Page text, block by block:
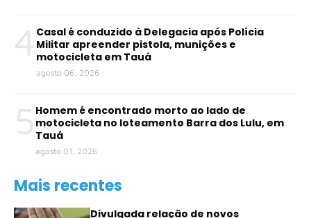
4 Casal é conduzido à Delegacia após Polícia
Militar apreender pistola, munições e
motocicleta em Tauá
agosto 06, 2026
5 Homem é encontrado morto ao lado de
motocicleta no loteamento Barra dos Lulu, em
Tauá
agosto 01, 2026
Mais recentes
Divulgada relação de novos